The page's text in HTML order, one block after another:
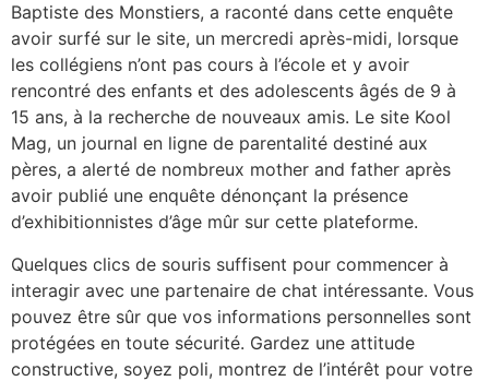
Baptiste des Monstiers, a raconté dans cette enquête
avoir surfé sur le site, un mercredi après-midi, lorsque
les collégiens n’ont pas cours à l’école et y avoir
rencontré des enfants et des adolescents âgés de 9 à
15 ans, à la recherche de nouveaux amis. Le site Kool
Mag, un journal en ligne de parentalité destiné aux
pères, a alerté de nombreux mother and father après
avoir publié une enquête dénonçant la présence
d’exhibitionnistes d’âge mûr sur cette plateforme.
Quelques clics de souris suffisent pour commencer à
interagir avec une partenaire de chat intéressante. Vous
pouvez être sûr que vos informations personnelles sont
protégées en toute sécurité. Gardez une attitude
constructive, soyez poli, montrez de l’intérêt pour votre